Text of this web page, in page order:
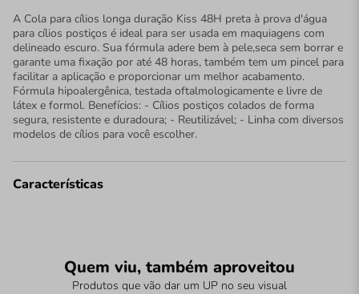
A Cola para cílios longa duração Kiss 48H preta à prova d'água
para cílios postiços é ideal para ser usada em maquiagens com
delineado escuro. Sua fórmula adere bem à pele,seca sem borrar e
garante uma fixação por até 48 horas, também tem um pincel para
facilitar a aplicação e proporcionar um melhor acabamento.
Fórmula hipoalergênica, testada oftalmologicamente e livre de
látex e formol. Benefícios: - Cílios postiços colados de forma
segura, resistente e duradoura; - Reutilizável; - Linha com diversos
modelos de cílios para você escolher.
Características
Quem viu, também aproveitou
Produtos que vão dar um UP no seu visual